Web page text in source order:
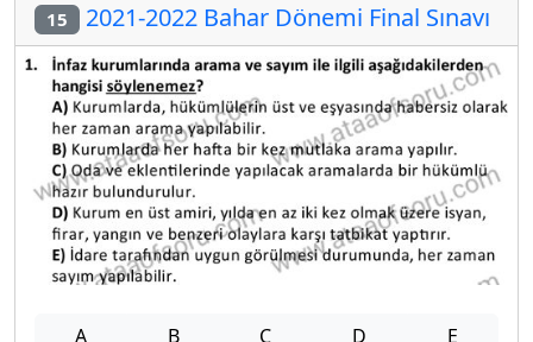
15 2021-2022 Bahar Dönemi Final Sınavı
A B C D E